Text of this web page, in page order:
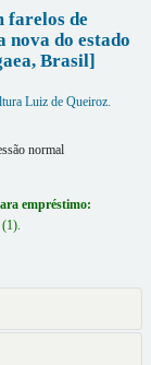
farelos de
nova do estado
Brasil]
Luiz de Queiroz.
normal
empréstimo: